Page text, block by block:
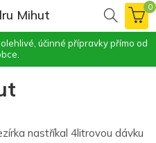
účinné přípravky přímo od
Mihut
0
nastříkal 4litrovou dávku